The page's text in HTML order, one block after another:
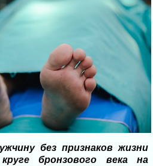
без признаков жизни
бронзового века на